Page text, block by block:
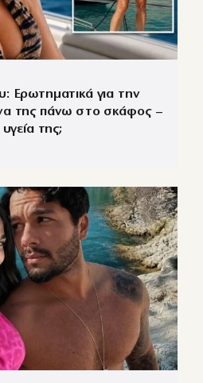
Ερωτηματικά για την
της πάνω στο σκάφος –
της;